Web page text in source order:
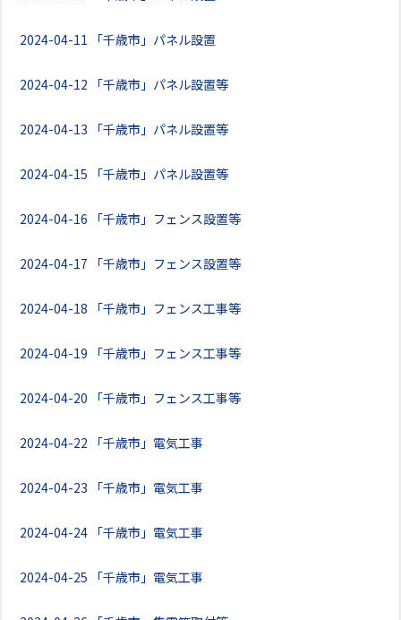
2024-04-11 「千歳市」パネル設置
2024-04-12 「千歳市」パネル設置等
2024-04-13 「千歳市」パネル設置等
2024-04-15 「千歳市」パネル設置等
2024-04-16 「千歳市」フェンス設置等
2024-04-17 「千歳市」フェンス設置等
2024-04-18 「千歳市」フェンス工事等
2024-04-19 「千歳市」フェンス工事等
2024-04-20 「千歳市」フェンス工事等
2024-04-22 「千歳市」電気工事
2024-04-23 「千歳市」電気工事
2024-04-24 「千歳市」電気工事
2024-04-25 「千歳市」電気工事